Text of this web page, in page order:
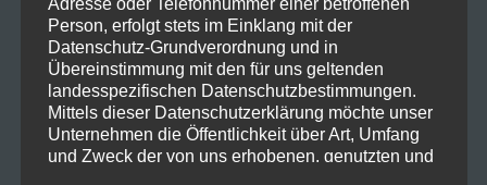
Bei NBB bekommt ihr gerade den
SAMSUNG S27AG500NU Odyssey
Person, erfolgt stets im Einklang mit der
Datenschutz-Grundverordnung und in
Übereinstimmung mit den für uns geltenden
landesspezifischen Datenschutzbestimmungen.
Mittels dieser Datenschutzerklärung möchte unser
Unternehmen die Öffentlichkeit über Art, Umfang
und Zweck der von uns erhobenen, genutzten und